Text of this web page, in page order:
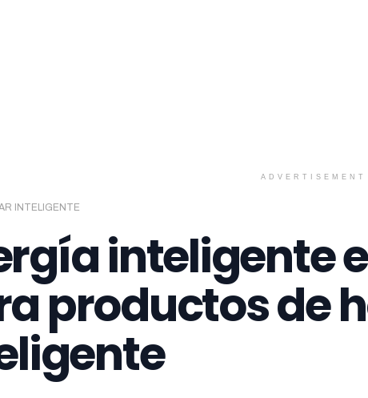
ADVERTISEMENT
INTELIGENTE
inteligente
productos de